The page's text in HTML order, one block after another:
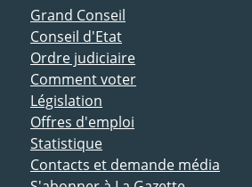
ACCÈS DIRECT
Grand Conseil
Conseil d'Etat
Ordre judiciaire
Comment voter
Législation
Offres d'emploi
Statistique
Contacts et demande média